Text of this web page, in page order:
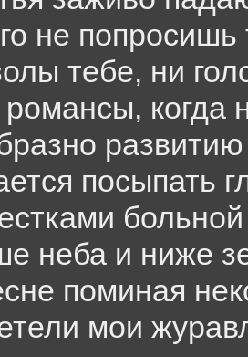
не попросишь
тебе, ни
когда
посыпать
неба и ниже
поминая
мои